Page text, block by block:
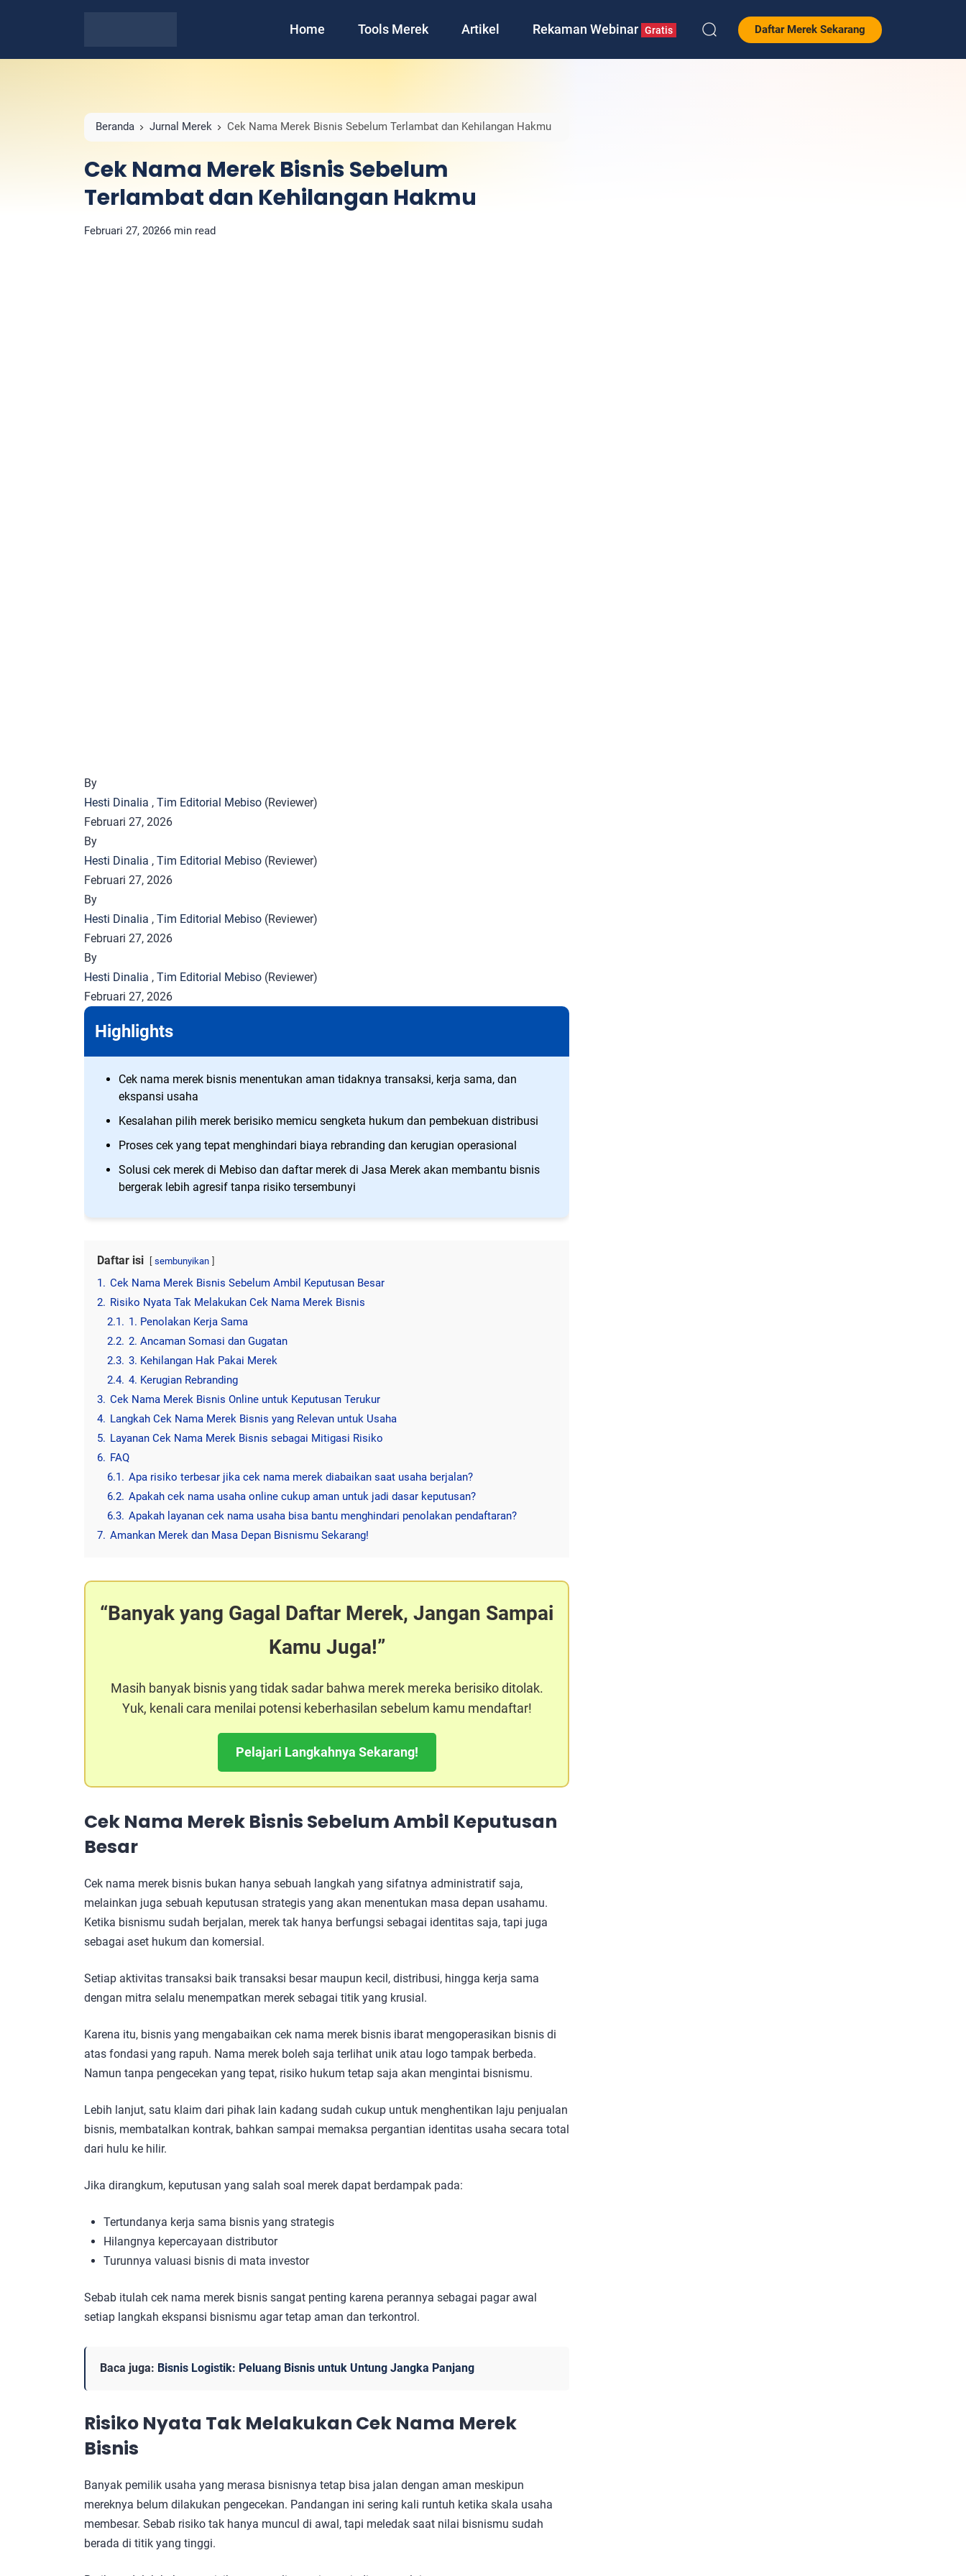
Home Tools Merek Artikel Rekaman Webinar Gratis Daftar Merek Sekarang
Beranda Jurnal Merek Cek Nama Merek Bisnis Sebelum Terlambat dan Kehilangan Hakmu
Cek Nama Merek Bisnis Sebelum
Terlambat dan Kehilangan Hakmu
Februari 27, 20266 min read
By
Hesti Dinalia , Tim Editorial Mebiso (Reviewer)
Februari 27, 2026
By
Hesti Dinalia , Tim Editorial Mebiso (Reviewer)
Februari 27, 2026
By
Hesti Dinalia , Tim Editorial Mebiso (Reviewer)
Februari 27, 2026
By
Hesti Dinalia , Tim Editorial Mebiso (Reviewer)
Februari 27, 2026
Highlights
Cek nama merek bisnis menentukan aman tidaknya transaksi, kerja sama, dan
ekspansi usaha
Kesalahan pilih merek berisiko memicu sengketa hukum dan pembekuan distribusi
Proses cek yang tepat menghindari biaya rebranding dan kerugian operasional
Solusi cek merek di Mebiso dan daftar merek di Jasa Merek akan membantu bisnis
bergerak lebih agresif tanpa risiko tersembunyi
Daftar isi sembunyikan
1. Cek Nama Merek Bisnis Sebelum Ambil Keputusan Besar
2. Risiko Nyata Tak Melakukan Cek Nama Merek Bisnis
2.1. 1. Penolakan Kerja Sama
2.2. 2. Ancaman Somasi dan Gugatan
2.3. 3. Kehilangan Hak Pakai Merek
2.4. 4. Kerugian Rebranding
3. Cek Nama Merek Bisnis Online untuk Keputusan Terukur
4. Langkah Cek Nama Merek Bisnis yang Relevan untuk Usaha
5. Layanan Cek Nama Merek Bisnis sebagai Mitigasi Risiko
6. FAQ
6.1. Apa risiko terbesar jika cek nama merek diabaikan saat usaha berjalan?
6.2. Apakah cek nama usaha online cukup aman untuk jadi dasar keputusan?
6.3. Apakah layanan cek nama usaha bisa bantu menghindari penolakan pendaftaran?
7. Amankan Merek dan Masa Depan Bisnismu Sekarang!
Banyak yang Gagal Daftar Merek, Jangan Sampai
Kamu Juga!
Masih banyak bisnis yang tidak sadar bahwa merek mereka berisiko ditolak.
Yuk, kenali cara menilai potensi keberhasilan sebelum kamu mendaftar!
Pelajari Langkahnya Sekarang!
Cek Nama Merek Bisnis Sebelum Ambil Keputusan
Besar
Cek nama merek bisnis bukan hanya sebuah langkah yang sifatnya administratif saja,
melainkan juga sebuah keputusan strategis yang akan menentukan masa depan usahamu.
Ketika bisnismu sudah berjalan, merek tak hanya berfungsi sebagai identitas saja, tapi juga
sebagai aset hukum dan komersial.
Setiap aktivitas transaksi baik transaksi besar maupun kecil, distribusi, hingga kerja sama
dengan mitra selalu menempatkan merek sebagai titik yang krusial.
Karena itu, bisnis yang mengabaikan cek nama merek bisnis ibarat mengoperasikan bisnis di
atas fondasi yang rapuh. Nama merek boleh saja terlihat unik atau logo tampak berbeda.
Namun tanpa pengecekan yang tepat, risiko hukum tetap saja akan mengintai bisnismu.
Lebih lanjut, satu klaim dari pihak lain kadang sudah cukup untuk menghentikan laju penjualan
bisnis, membatalkan kontrak, bahkan sampai memaksa pergantian identitas usaha secara total
dari hulu ke hilir.
Jika dirangkum, keputusan yang salah soal merek dapat berdampak pada:
Tertundanya kerja sama bisnis yang strategis
Hilangnya kepercayaan distributor
Turunnya valuasi bisnis di mata investor
Sebab itulah cek nama merek bisnis sangat penting karena perannya sebagai pagar awal
setiap langkah ekspansi bisnismu agar tetap aman dan terkontrol.
Baca juga: Bisnis Logistik: Peluang Bisnis untuk Untung Jangka Panjang
Risiko Nyata Tak Melakukan Cek Nama Merek
Bisnis
Banyak pemilik usaha yang merasa bisnisnya tetap bisa jalan dengan aman meskipun
mereknya belum dilakukan pengecekan. Pandangan ini sering kali runtuh ketika skala usaha
membesar. Sebab risiko tak hanya muncul di awal, tapi meledak saat nilai bisnismu sudah
berada di titik yang tinggi.